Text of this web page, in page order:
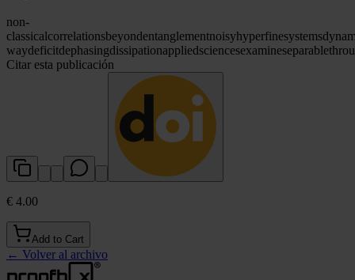
non-
classicalcorrelationsbeyondentanglementnoisyhyperfinesystems
waydeficitdephasingdissipationappliedsciencesexamineseparable
Citar esta publicación
€ 4.00
Add to Cart
← Volver al archivo